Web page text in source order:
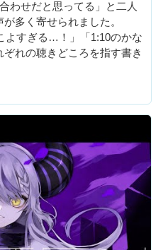
わせだと思ってる」と二人
多く寄せられました。
よすぎる…！」「1:10のかな
れの聴きどころを指す書き